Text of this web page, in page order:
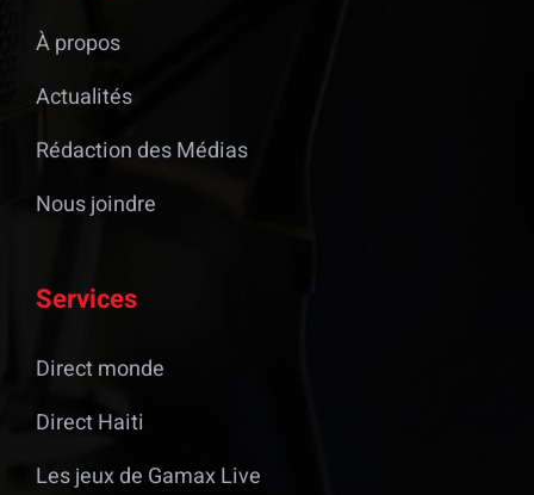
À propos
Actualités
Rédaction des Médias
Nous joindre
Services
Direct monde
Direct Haiti
Les jeux de Gamax Live